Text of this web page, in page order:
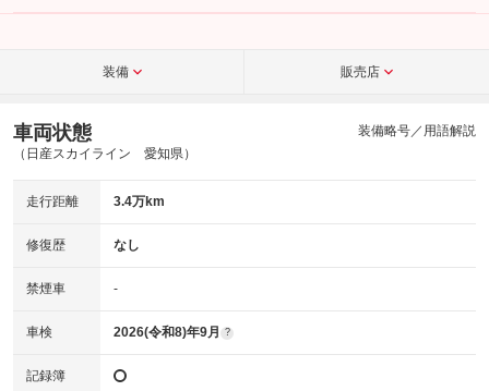
こちら
装備 販売店
車両状態
（日産スカイライン 愛知県）
装備略号／用語解説
走行距離 3.4万km
修復歴 なし
禁煙車 -
車検 2026(令和8)年9月 ?
記録簿